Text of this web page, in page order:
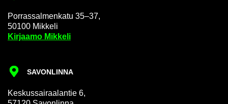
Por­ras­sal­men­ka­tu 35–37,
50100 Mik­ke­li
Kir­jaa­mo Mik­ke­li
SA­VON­LIN­NA
Kes­kus­sai­raa­lan­tie 6,